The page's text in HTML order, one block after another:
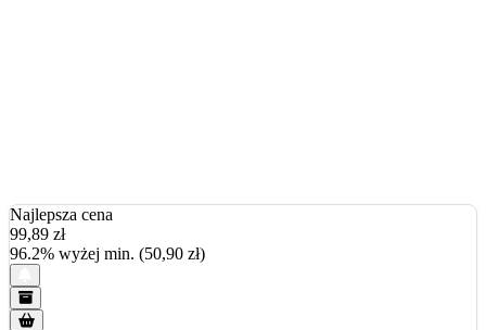
Najlepsza cena
99,89 zł
96.2% wyżej min. (50,90 zł)